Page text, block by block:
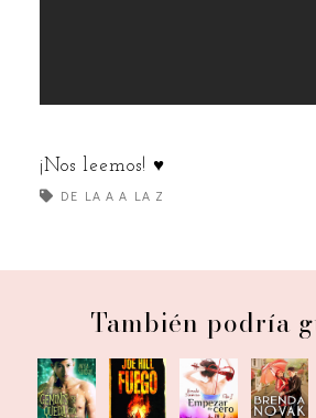
¡Nos leemos! ♥
DE LA A A LA Z
También podría
De la
A a
De la
A a
De la
A a
De la
A a